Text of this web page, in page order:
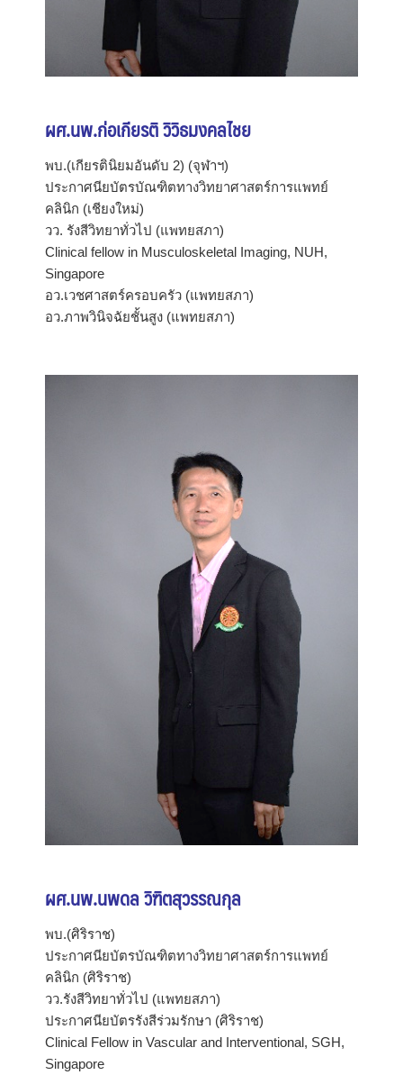
ผศ.นพ.ก่อเกียรติ วิวิธมงคลไชย
พบ.(เกียรตินิยมอันดับ 2) (จุฬาฯ)
ประกาศนียบัตรบัณฑิตทางวิทยาศาสตร์การแพทย์
คลินิก (เชียงใหม่)
วว. รังสีวิทยาทั่วไป (แพทยสภา)
Clinical fellow in Musculoskeletal Imaging, NUH,
Singapore
อว.เวชศาสตร์ครอบครัว (แพทยสภา)
อว.ภาพวินิจฉัยชั้นสูง (แพทยสภา)
ผศ.นพ.นพดล วิฑิตสุวรรณกุล
พบ.(ศิริราช)
ประกาศนียบัตรบัณฑิตทางวิทยาศาสตร์การแพทย์
คลินิก (ศิริราช)
วว.รังสีวิทยาทั่วไป (แพทยสภา)
ประกาศนียบัตรรังสีร่วมรักษา (ศิริราช)
Clinical Fellow in Vascular and Interventional, SGH,
Singapore